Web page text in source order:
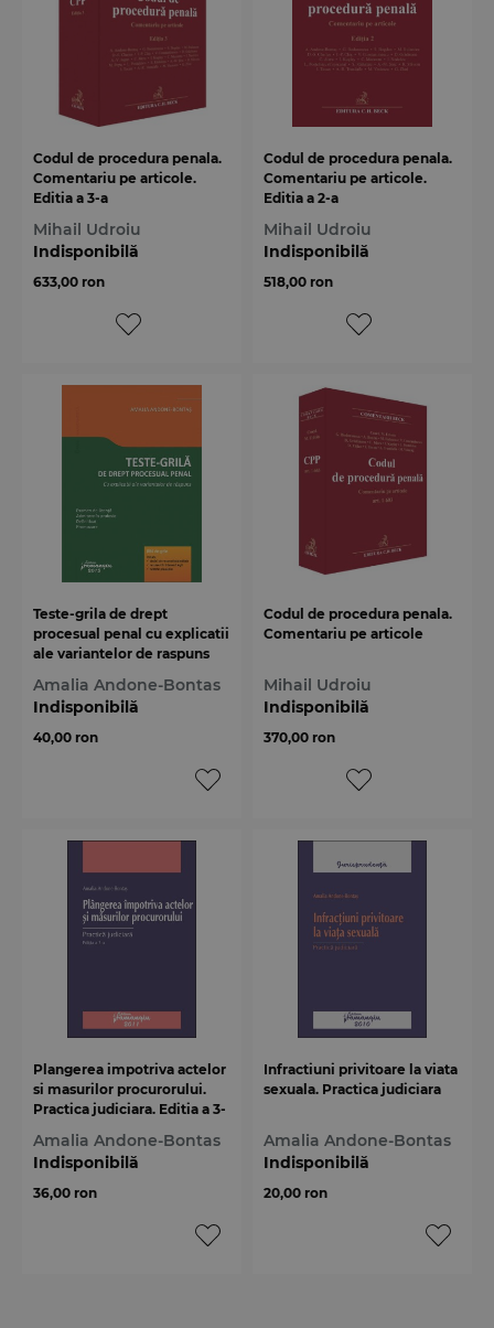
Codul de procedura penala.
Comentariu pe articole.
Editia a 3-a
Mihail Udroiu
Indisponibilă
633,00 ron
Codul de procedura penala.
Comentariu pe articole.
Editia a 2-a
Mihail Udroiu
Indisponibilă
518,00 ron
Teste-grila de drept
procesual penal cu explicatii
ale variantelor de raspuns
Amalia Andone-Bontas
Indisponibilă
40,00 ron
Codul de procedura penala.
Comentariu pe articole
Mihail Udroiu
Indisponibilă
370,00 ron
Plangerea impotriva actelor
si masurilor procurorului.
Practica judiciara. Editia a 3-
Amalia Andone-Bontas
Indisponibilă
36,00 ron
Infractiuni privitoare la viata
sexuala. Practica judiciara
Amalia Andone-Bontas
Indisponibilă
20,00 ron